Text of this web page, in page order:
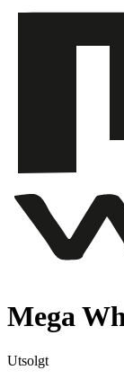
Mega
Utsolgt